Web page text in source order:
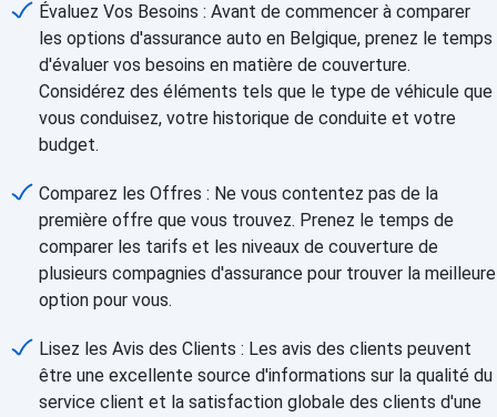
Évaluez Vos Besoins : Avant de commencer à comparer
les options d'assurance auto en Belgique, prenez le temps
d'évaluer vos besoins en matière de couverture.
Considérez des éléments tels que le type de véhicule que
vous conduisez, votre historique de conduite et votre
budget.
Comparez les Offres : Ne vous contentez pas de la
première offre que vous trouvez. Prenez le temps de
comparer les tarifs et les niveaux de couverture de
plusieurs compagnies d'assurance pour trouver la meilleure
option pour vous.
Lisez les Avis des Clients : Les avis des clients peuvent
être une excellente source d'informations sur la qualité du
service client et la satisfaction globale des clients d'une